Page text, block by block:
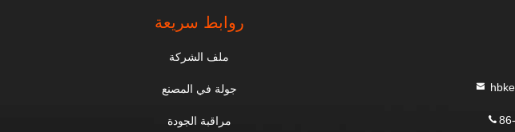
روابط سريعة
ملف الشركة
جولة في المصنع
مراقبة الجودة